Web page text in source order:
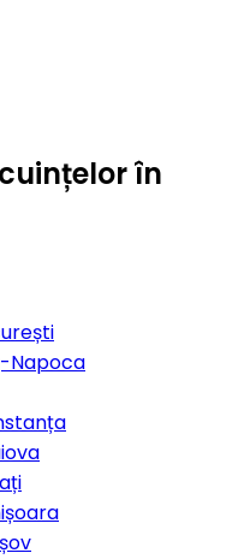
în
Napoca